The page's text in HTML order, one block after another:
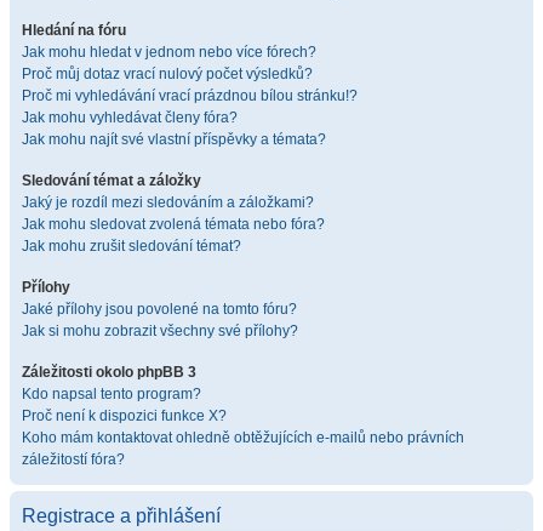
Hledání na fóru
Jak mohu hledat v jednom nebo více fórech?
Proč můj dotaz vrací nulový počet výsledků?
Proč mi vyhledávání vrací prázdnou bílou stránku!?
Jak mohu vyhledávat členy fóra?
Jak mohu najít své vlastní příspěvky a témata?
Sledování témat a záložky
Jaký je rozdíl mezi sledováním a záložkami?
Jak mohu sledovat zvolená témata nebo fóra?
Jak mohu zrušit sledování témat?
Přílohy
Jaké přílohy jsou povolené na tomto fóru?
Jak si mohu zobrazit všechny své přílohy?
Záležitosti okolo phpBB 3
Kdo napsal tento program?
Proč není k dispozici funkce X?
Koho mám kontaktovat ohledně obtěžujících e-mailů nebo právních
záležitostí fóra?
Registrace a přihlášení